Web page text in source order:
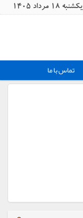
يکشنبه 18 مرداد 1405
تماس با ما